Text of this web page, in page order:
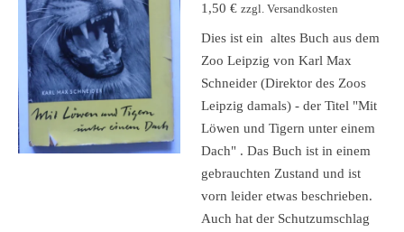
1,50 € zzgl. Versandkosten
Dies ist ein altes Buch aus dem
Zoo Leipzig von Karl Max
Schneider (Direktor des Zoos
Leipzig damals) - der Titel "Mit
Löwen und Tigern unter einem
Dach" . Das Buch ist in einem
gebrauchten Zustand und ist
vorn leider etwas beschrieben.
Auch hat der Schutzumschlag